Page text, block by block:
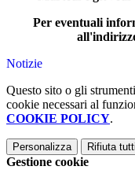
Per eventuali
Notizie
Questo sito o gli
cookie necessari al
COOKIE POLICY.
Personalizza Rifiuta tutti
Gestione cookie